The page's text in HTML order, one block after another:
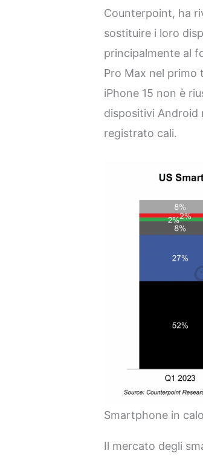
Counterpoint, ha
sostituire i loro
principalmente al
Pro Max nel primo
iPhone 15 non è
dispositivi Android
registrato cali.
Smartphone in
Il mercato degli